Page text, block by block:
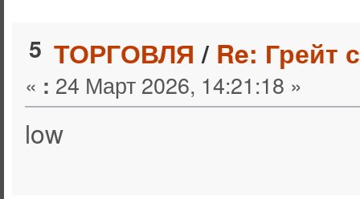
5 ТОРГОВЛЯ / Re: Грейт
« : 24 Март 2026, 14:21:18 »
low